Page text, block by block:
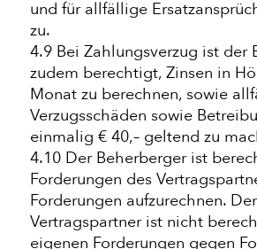
und für allfällige
zu.
4.9 Bei Zahlungsverzug ist der
zudem berechtigt, Zinsen in
Monat zu berechnen, sowie
Verzugsschäden sowie
einmalig € 40,– geltend zu
4.10 Der Beherberger ist
Forderungen des
Forderungen aufzurechnen. Der
Vertragspartner ist nicht
eigenen Forderungen gegen